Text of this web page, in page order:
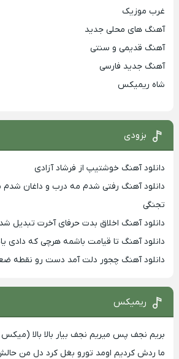
غرب موزیک
آهنگ های محلی جدید
آهنگ قدیمی و سنتی
آهنگ جدید فارسی
شاه ریمیکس
بزودی
دانلود آهنگ خوشتیپ از فرشاد آزادی
دانلود آهنگ رفتی شدم مه درب و داغان شدم
تجنگی
دانلود آهنگ اخلاق بدت حرفای آخرت تبدیل
دانلود آهنگ تا قیامت باشمه هرچی که دادی
دانلود آهنگ چجور دلت آمد دست رو نقطه
ریمیکس
بریم نجف پس میریم نجف بیار بالا بالا (میکس
ما ردش کردیم اومد تورو بغل کرد دل من